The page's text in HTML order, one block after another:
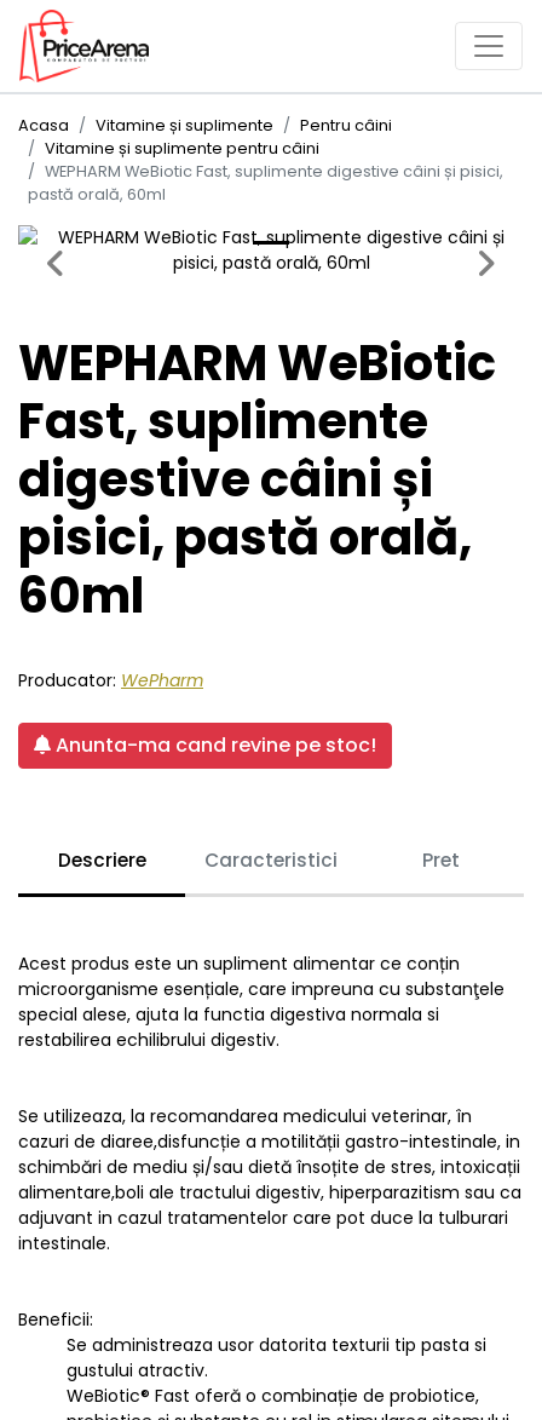
Acasa Vitamine și suplimente
Pentru câini
Vitamine și suplimente pentru câini
WEPHARM WeBiotic Fast, suplimente digestive câini și pisici,
pastă orală, 60ml
Previous Next
WEPHARM WeBiotic
Fast, suplimente
digestive câini și
pisici, pastă orală,
60ml
Producator: WePharm
Anunta-ma cand revine pe stoc!
Descriere Caracteristici Pret
Acest produs este un supliment alimentar ce conțin
microorganisme esențiale, care impreuna cu substanţele
special alese, ajuta la functia digestiva normala si
restabilirea echilibrului digestiv.
Se utilizeaza, la recomandarea medicului veterinar, în
cazuri de diaree,disfuncție a motilității gastro-intestinale, in
schimbări de mediu și/sau dietă însoțite de stres, intoxicații
alimentare,boli ale tractului digestiv, hiperparazitism sau ca
adjuvant in cazul tratamentelor care pot duce la tulburari
intestinale.
Beneficii:
Se administreaza usor datorita texturii tip pasta si
gustului atractiv.
WeBiotic® Fast oferă o combinație de probiotice,